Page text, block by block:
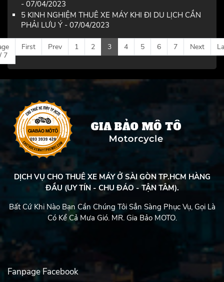
- 07/04/2023
5 KINH NGHIỆM THUÊ XE MÁY KHI ĐI DU LỊCH CẦN
PHẢI LƯU Ý - 07/04/2023
7
First Prev 1 2 3 4 5 6 7 Next
DỊCH VỤ CHO THUÊ XE MÁY Ở SÀI GÒN TP.HCM HÀNG
ĐẦU (UY TÍN - CHU ĐÁO - TẬN TÂM).
Bất Cứ Khi Nào Bạn Cần Chúng Tôi Sẳn Sàng Phục Vụ, Gọi Là
Có Kể Cả Mưa Gió. MR. Gia Bảo MOTO.
Fanpage Facebook